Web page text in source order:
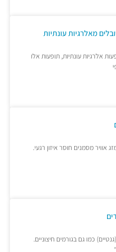
מאלרגיות עונתיות
אלרגיות עונתיות, תופעות אלו
אוויר מסמנים חוסר איזון רגעי.
כמו גם בגורמים חיצוניים.